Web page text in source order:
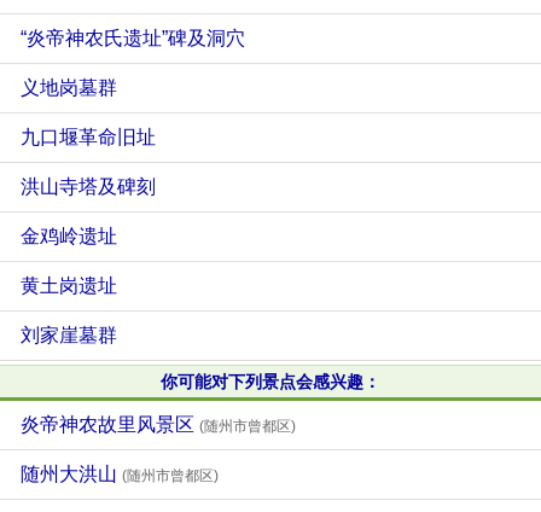
“炎帝神农氏遗址”碑及洞穴
义地岗墓群
九口堰革命旧址
洪山寺塔及碑刻
金鸡岭遗址
黄土岗遗址
刘家崖墓群
你可能对下列景点会感兴趣：
炎帝神农故里风景区 (随州市曾都区)
随州大洪山 (随州市曾都区)